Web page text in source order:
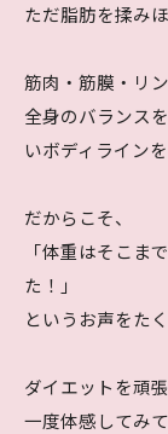
ただ脂肪を揉み
筋肉・筋膜・リ
全身のバランス
いボディライン
だからこそ、
「体重はそこま
た！」
というお声をた
ダイエットを頑
一度体感してみ